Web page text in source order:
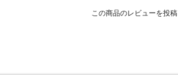
この商品のレビューを投稿